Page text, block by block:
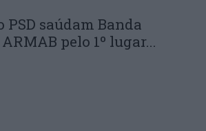
PSD saúdam Banda
pelo 1º lugar...